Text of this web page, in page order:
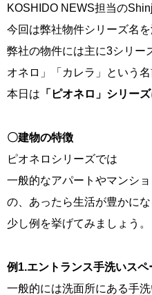
KOSHIDO NEWS担当の
今回は弊社物件シリーズ名を
弊社の物件には主に3シリー
オネロ」「カレラ」という名
本日は 「ピオネロ」シリーズ
〇建物の特徴
ピオネロシリーズでは
一般的なアパートやマンシ
の、あったら生活が豊かに
少し例を挙げてみましょう。
例1.エントランス手洗いス
一般的には洗面所にある手